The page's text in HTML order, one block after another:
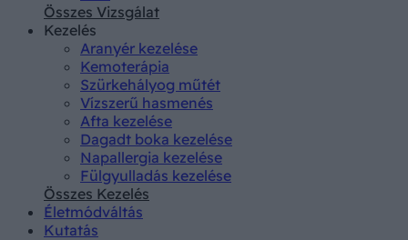
Összes Vizsgálat
Kezelés
Aranyér kezelése
Kemoterápia
Szürkehályog műtét
Vízszerű hasmenés
Afta kezelése
Dagadt boka kezelése
Napallergia kezelése
Fülgyulladás kezelése
Összes Kezelés
Életmódváltás
Kutatás